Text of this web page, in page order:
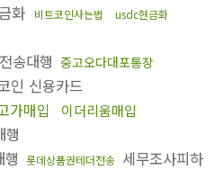
화 비트코인사는법 usdc현금화
송대행 중고오다대포통장
인 신용카드
가매입 이더리움매입
행
행 롯데상품권테더전송 세무조사피하